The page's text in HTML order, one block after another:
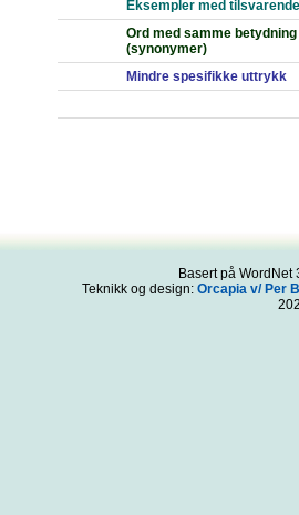
Eksempler med
Ord med samme betydning
(synonymer)
Mindre spesifikke uttrykk
Basert på
Teknikk og design: Orcapia v/ Per